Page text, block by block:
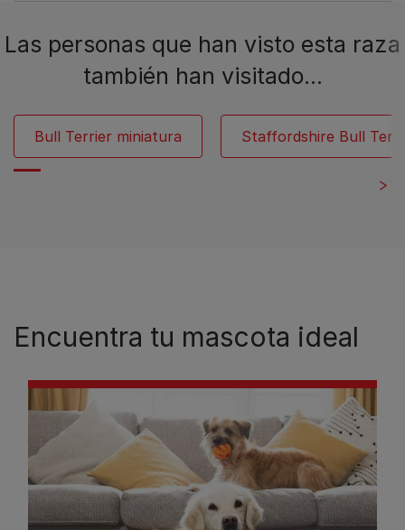
Las personas que han visto esta raza
también han visitado…
Bull Terrier miniatura Staffordshire Bull
Encuentra tu mascota ideal